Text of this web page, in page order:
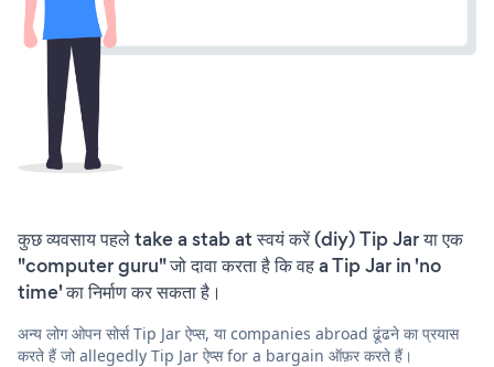
कुछ व्यवसाय पहले take a stab at स्वयं करें (diy) Tip Jar या एक
"computer guru" जो दावा करता है कि वह a Tip Jar in 'no
time' का निर्माण कर सकता है।
अन्य लोग ओपन सोर्स Tip Jar ऐप्स, या companies abroad ढूंढने का प्रयास
करते हैं जो allegedly Tip Jar ऐप्स for a bargain ऑफ़र करते हैं।